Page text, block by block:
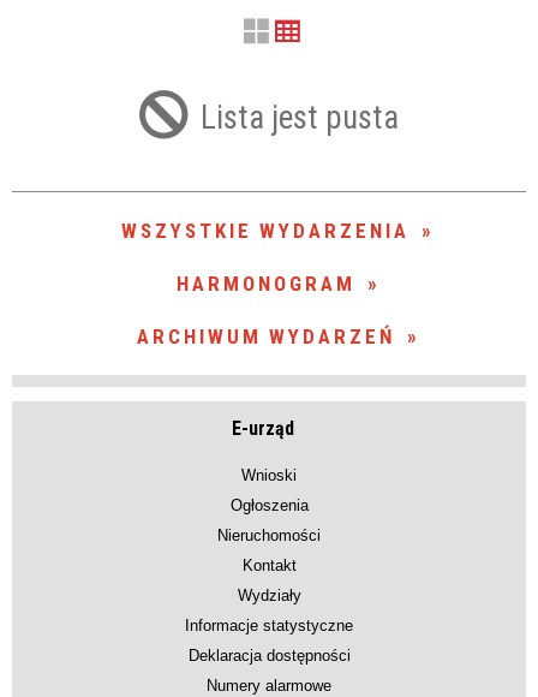
Kategoria
Trwające w
filtr
Lista jest pusta
WSZYSTKIE WYDARZENIA
HARMONOGRAM
ARCHIWUM WYDARZEŃ
E-urząd
Wnioski
Ogłoszenia
Nieruchomości
Kontakt
Wydziały
Informacje statystyczne
Deklaracja dostępności
Numery alarmowe